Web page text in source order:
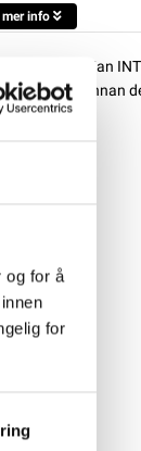
og for å
for
mer info
i butik. Kan
laddare innan